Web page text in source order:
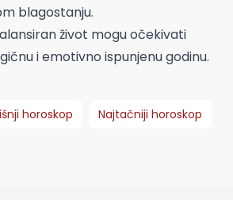
blagostanju.
život mogu očekivati
i emotivno ispunjenu godinu.
horoskop Najtačniji horoskop